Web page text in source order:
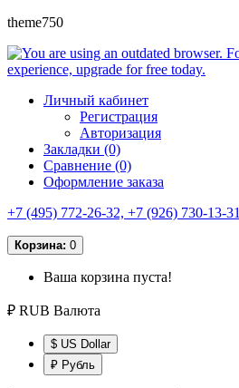
theme750
Личный кабинет
Регистрация
Авторизация
Закладки (0)
Сравнение (0)
Оформление заказа
+7 (495) 772-26-32, +7 (926) 730-13-31
Корзина: 0
Ваша корзина пуста!
₽ RUB Валюта
$ US Dollar
₽ Рубль